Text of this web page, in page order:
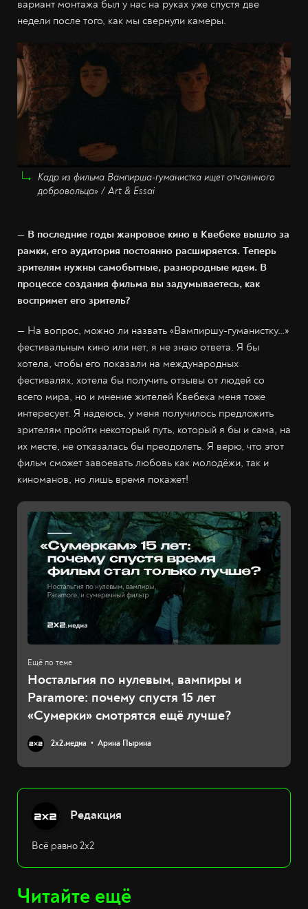
вариант монтажа был у нас на руках уже спустя две
недели после того, как мы свернули камеры.
Кадр из фильма Вампирша-гуманистка ищет отчаянного
добровольца» / Art & Essai
— В последние годы жанровое кино в Квебеке вышло за
рамки, его аудитория постоянно расширяется. Теперь
зрителям нужны самобытные, разнородные идеи. В
процессе создания фильма вы задумываетесь, как
воспримет его зритель?
— На вопрос, можно ли назвать «Вампиршу-гуманистку…»
фестивальным кино или нет, я не знаю ответа. Я бы
хотела, чтобы его показали на международных
фестивалях, хотела бы получить отзывы от людей со
всего мира, но и мнение жителей Квебека меня тоже
интересует. Я надеюсь, у меня получилось предложить
зрителям пройти некоторый путь, который я бы и сама, на
их месте, не отказалась бы преодолеть. Я верю, что этот
фильм сможет завоевать любовь как молодёжи, так и
киноманов, но лишь время покажет!
Ностальгия по нулевым, вампиры и
Paramore: почему спустя 15 лет
«Сумерки» смотрятся ещё лучше?
2х2.медиа Арина Пырина
Редакция
Всё равно 2х2
Читайте ещё